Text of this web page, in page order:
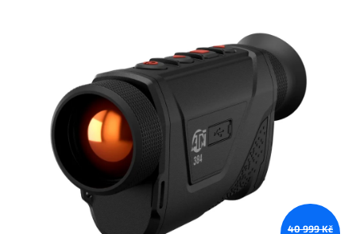
hvězdiček.
40 999 Kč